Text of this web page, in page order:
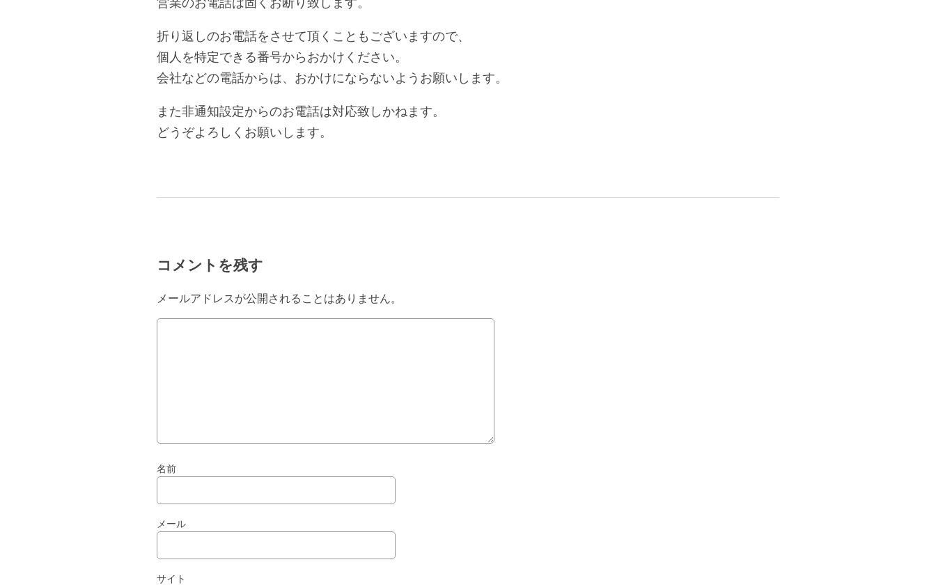
折り返しのお電話をさせて頂くこともございますので、
個人を特定できる番号からおかけください。
会社などの電話からは、おかけにならないようお願いします。
また非通知設定からのお電話は対応致しかねます。
どうぞよろしくお願いします。
コメントを残す
メールアドレスが公開されることはありません。
名前
メール
サイト